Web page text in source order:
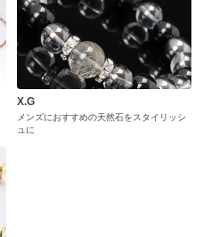
X.G
メンズにおすすめの天然石をスタイリッシ
ュに